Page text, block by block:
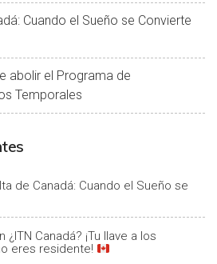
Cuando el Sueño se Convierte
abolir el Programa de
Temporales
de Canadá: Cuando el Sueño se
¿ITN Canadá? ¡Tu llave a los
eres residente!